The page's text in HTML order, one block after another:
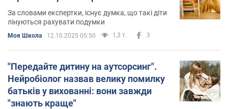
За словами експертки, існує думка, що такі діти
лінуються рахувати подумки
Моя Школа 12.10.2025 05:50 1,3 т. 3
"Передайте дитину на аутсорсинг".
Нейробіолог назвав велику помилку
батьків у вихованні: вони завжди
"знають краще"